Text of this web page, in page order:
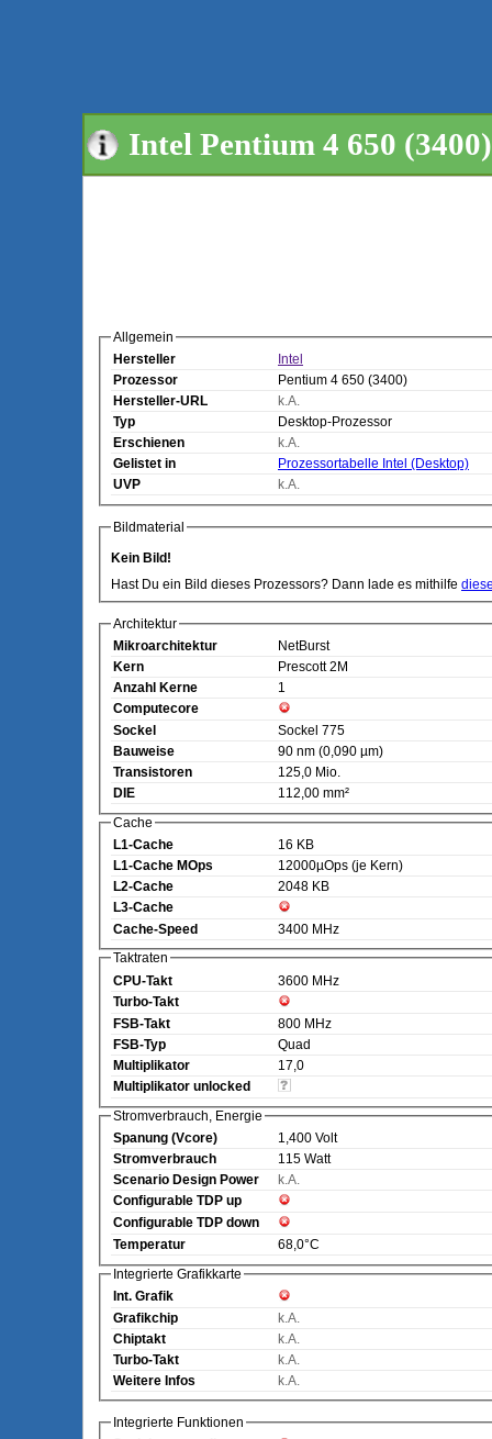
Intel Pentium 4 650
Allgemein
Hersteller
Intel
Prozessor
Pentium 4 650 (3400)
Hersteller-URL
k.A.
Typ
Desktop-Prozessor
Erschienen
k.A.
Gelistet in
Prozessortabelle Intel (Desktop)
UVP
k.A.
Bildmaterial
Kein Bild!
Hast Du ein Bild dieses Prozessors? Dann lade es mithilfe
Architektur
Mikroarchitektur
NetBurst
Kern
Prescott 2M
Anzahl Kerne
1
Computecore
Sockel
Sockel 775
Bauweise
90 nm (0,090 µm)
Transistoren
125,0 Mio.
DIE
112,00 mm²
Cache
L1-Cache
16 KB
L1-Cache MOps
12000µOps (je Kern)
L2-Cache
2048 KB
L3-Cache
Cache-Speed
3400 MHz
Taktraten
CPU-Takt
3600 MHz
Turbo-Takt
FSB-Takt
800 MHz
FSB-Typ
Quad
Multiplikator
17,0
Multiplikator unlocked
Stromverbrauch, Energie
Spanung (Vcore)
1,400 Volt
Stromverbrauch
115 Watt
Scenario Design Power
k.A.
Configurable TDP up
Configurable TDP down
Temperatur
68,0°C
Integrierte Grafikkarte
Int. Grafik
Grafikchip
k.A.
Chiptakt
k.A.
Turbo-Takt
k.A.
Weitere Infos
k.A.
Integrierte Funktionen